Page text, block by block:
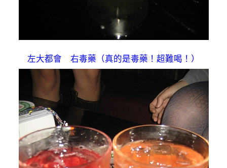
左大都會 右毒藥（真的是毒藥！超難喝！）